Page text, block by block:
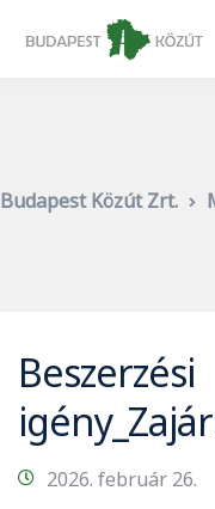
Budapest Közút Zrt.
Beszerzési
2026. február 26.